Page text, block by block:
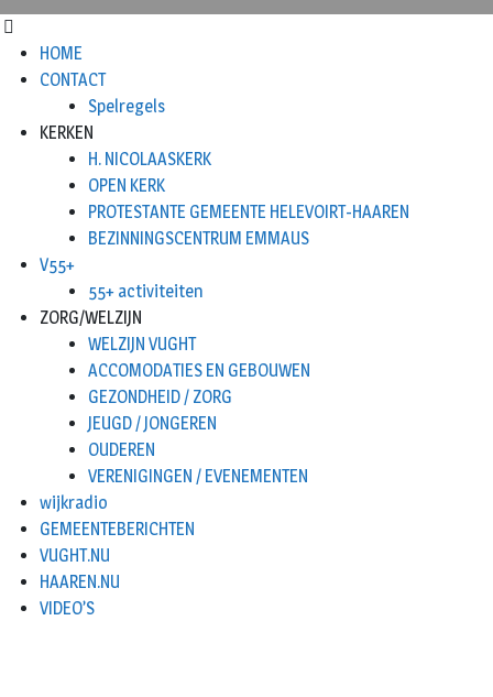
HOME
CONTACT
Spelregels
KERKEN
H. NICOLAASKERK
OPEN KERK
PROTESTANTE GEMEENTE HELEVOIRT-HAAREN
BEZINNINGSCENTRUM EMMAUS
V55+
55+ activiteiten
ZORG/WELZIJN
WELZIJN VUGHT
ACCOMODATIES EN GEBOUWEN
GEZONDHEID / ZORG
JEUGD / JONGEREN
OUDEREN
VERENIGINGEN / EVENEMENTEN
wijkradio
GEMEENTEBERICHTEN
VUGHT.NU
HAAREN.NU
VIDEO’S